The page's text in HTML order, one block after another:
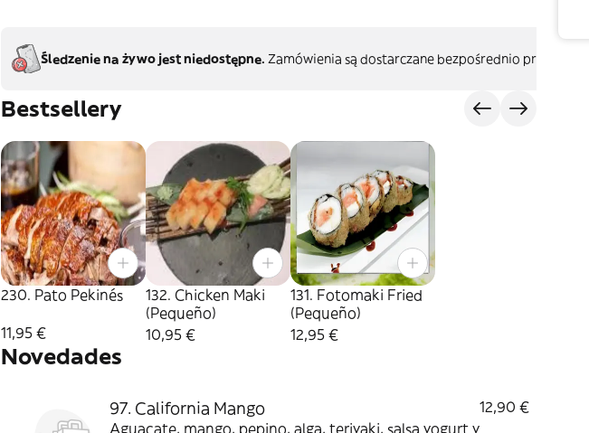
Śledzenie na żywo jest niedostępne. Zamówienia są dostarczane bezpośrednio przez punkt.
Bestsellery
230. Pato Pekinés
11,95 €
132. Chicken Maki
(Pequeño)
10,95 €
131. Fotomaki Fried
(Pequeño)
12,95 €
Novedades
97. California Mango
12,90 €
Aguacate, mango, pepino, alga, teriyaki, salsa yogurt y